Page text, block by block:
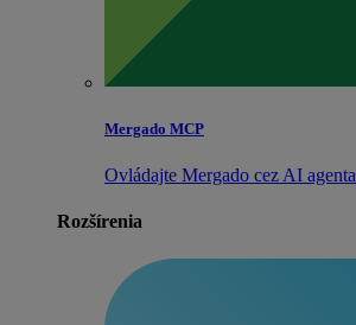
Mergado MCP
Ovládajte Mergado cez AI agenta
Rozšírenia